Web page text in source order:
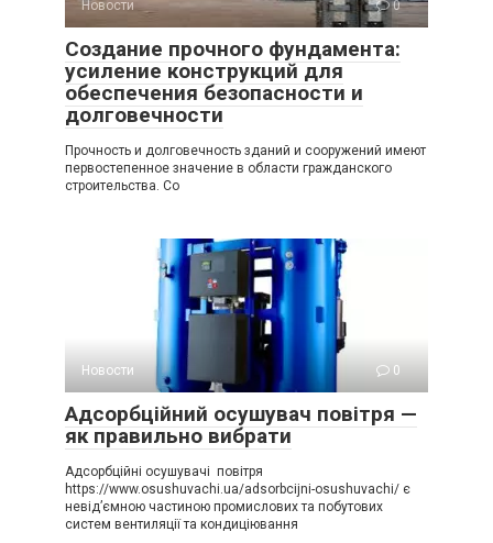
Новости 0
Создание прочного фундамента:
усиление конструкций для
обеспечения безопасности и
долговечности
Прочность и долговечность зданий и сооружений имеют
первостепенное значение в области гражданского
строительства. Со
Новости 0
Адсорбційний осушувач повітря —
як правильно вибрати
Адсорбційні осушувачі повітря
https://www.osushuvachi.ua/adsorbcijni-osushuvachi/ є
невід’ємною частиною промислових та побутових
систем вентиляції та кондиціювання